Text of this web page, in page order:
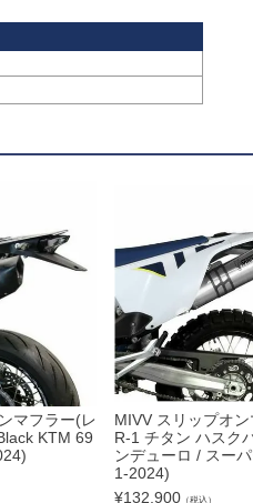
マフラー(レ
KTM 69
MIVV スリップオ
R-1 チタン ハスク
ンデューロ / スー
1-2024)
¥132,900 （税込）